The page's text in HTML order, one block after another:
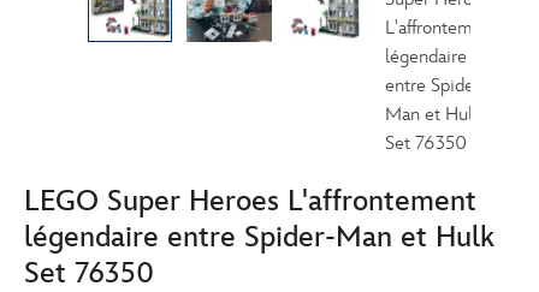
LEGO Super Heroes L'affrontement
légendaire entre Spider-Man et Hulk
Set 76350